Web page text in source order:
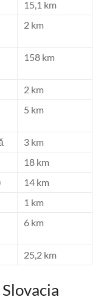
15,1 km
2 km
158 km
2 km
5 km
3 km
18 km
14 km
1 km
6 km
25,2 km